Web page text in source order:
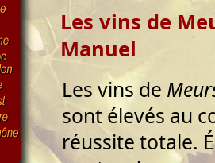
Les vins de
Manuel
Les vins de
sont élevés au
réussite totale.